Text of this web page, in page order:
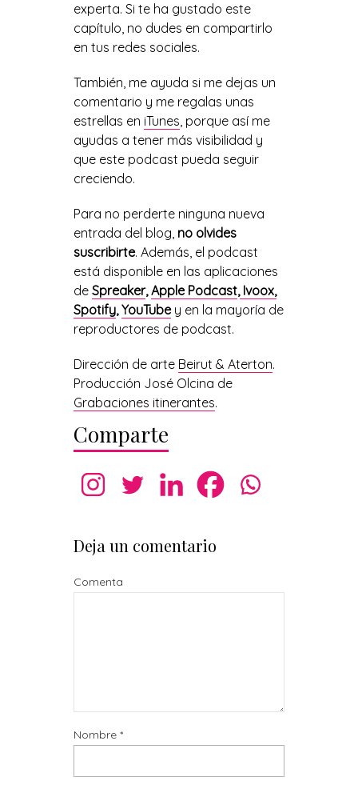
experta. Si te ha gustado este
capítulo, no dudes en compartirlo
en tus redes sociales.
También, me ayuda si me dejas un
comentario y me regalas unas
estrellas en iTunes, porque así me
ayudas a tener más visibilidad y
que este podcast pueda seguir
creciendo.
Para no perderte ninguna nueva
entrada del blog, no olvides
suscribirte. Además, el podcast
está disponible en las aplicaciones
de Spreaker,Apple Podcast,Ivoox,
Spotify,YouTubey en la mayoría de
reproductores de podcast.
Dirección de arte Beirut & Aterton.
Producción José Olcina de
Grabaciones itinerantes.
Comparte
Deja un comentario
Comenta
Nombre *